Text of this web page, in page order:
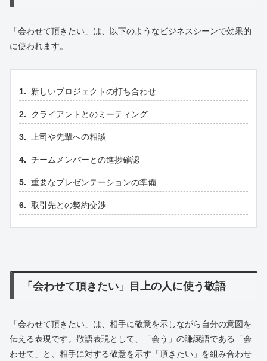
「会わせて頂きたい」は、以下のようなビジネスシーンで効果的
に使われます。
新しいプロジェクトの打ち合わせ
クライアントとのミーティング
上司や先輩への相談
チームメンバーとの進捗確認
重要なプレゼンテーションの準備
取引先との契約交渉
「会わせて頂きたい」目上の人に使う敬語
「会わせて頂きたい」は、相手に敬意を示しながら自分の意図を
伝える表現です。敬語表現として、「会う」の謙譲語である「会
わせて」と、相手に対する敬意を示す「頂きたい」を組み合わせ